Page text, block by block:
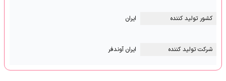
کشور تولید کننده ایران
شرکت تولید کننده ایران آوندفر